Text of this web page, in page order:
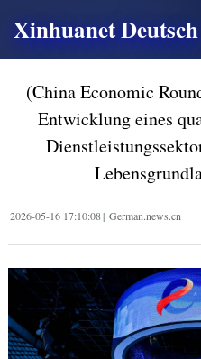
Xinhuanet Deutsch
(China Economic
Entwicklung eines
2026-05-16 17:10:08| German.news.cn